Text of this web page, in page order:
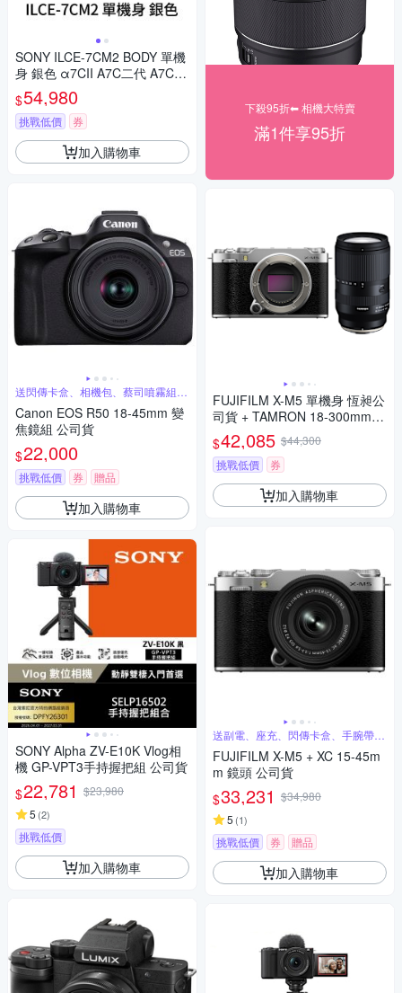
SONY ILCE-7CM2 BODY 單機
身 銀色 α7CII A7C二代 A7CM
2 (公司貨)
$54,980
挑戰低價 券
加入購物車
送閃傳卡盒、相機包、蔡司噴霧組、
保護貼
Canon EOS R50 18-45mm 變
焦鏡組 公司貨
$22,000
挑戰低價 券 贈品
加入購物車
SONY Alpha ZV-E10K Vlog相
機 GP-VPT3手持握把組 公司貨
$22,781 $23,980
5 (2)
挑戰低價
加入購物車
下殺95折⬅︎ 相機大特賣
滿1件享95折
FUJIFILM X-M5 單機身 恆昶公
司貨 + TAMRON 18-300mm F
3.5-6.3 鏡頭 公司貨
$42,085 $44,300
挑戰低價
券
加入購物車
送副電、座充、閃傳卡盒、手腕帶、
蔡司噴霧
FUJIFILM X-M5 + XC 15-45m
m 鏡頭 公司貨
$33,231 $34,980
5 (1)
挑戰低價 券 贈品
加入購物車